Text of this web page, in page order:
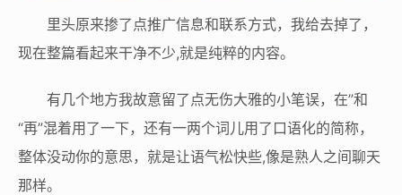
里头原来掺了点推广信息和联系方式，我给去掉了，
现在整篇看起来干净不少,就是纯粹的内容。
有几个地方我故意留了点无伤大雅的小笔误，在”和
“再”混着用了一下，还有一两个词儿用了口语化的简称，
整体没动你的意思，就是让语气松快些,像是熟人之间聊天
那样。